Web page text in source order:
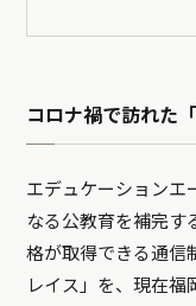
コロナ禍で訪れた
エデュケーションエ
なる公教育を補完す
格が取得できる通信
レイス」を、現在